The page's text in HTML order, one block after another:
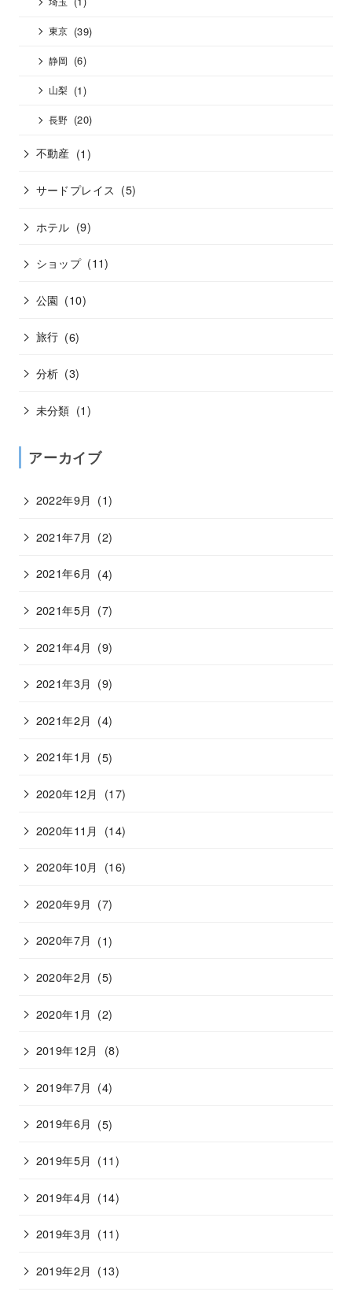
東京 (39)
静岡 (6)
山梨 (1)
長野 (20)
不動産 (1)
サードプレイス (5)
ホテル (9)
ショップ (11)
公園 (10)
旅行 (6)
分析 (3)
未分類 (1)
アーカイブ
2022年9月 (1)
2021年7月 (2)
2021年6月 (4)
2021年5月 (7)
2021年4月 (9)
2021年3月 (9)
2021年2月 (4)
2021年1月 (5)
2020年12月 (17)
2020年11月 (14)
2020年10月 (16)
2020年9月 (7)
2020年7月 (1)
2020年2月 (5)
2020年1月 (2)
2019年12月 (8)
2019年7月 (4)
2019年6月 (5)
2019年5月 (11)
2019年4月 (14)
2019年3月 (11)
2019年2月 (13)